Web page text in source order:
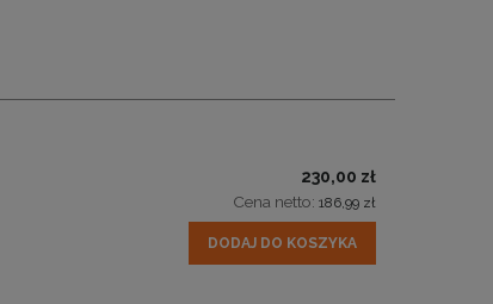
230,00 zł
Cena netto: 186,99 zł
DODAJ DO KOSZYKA